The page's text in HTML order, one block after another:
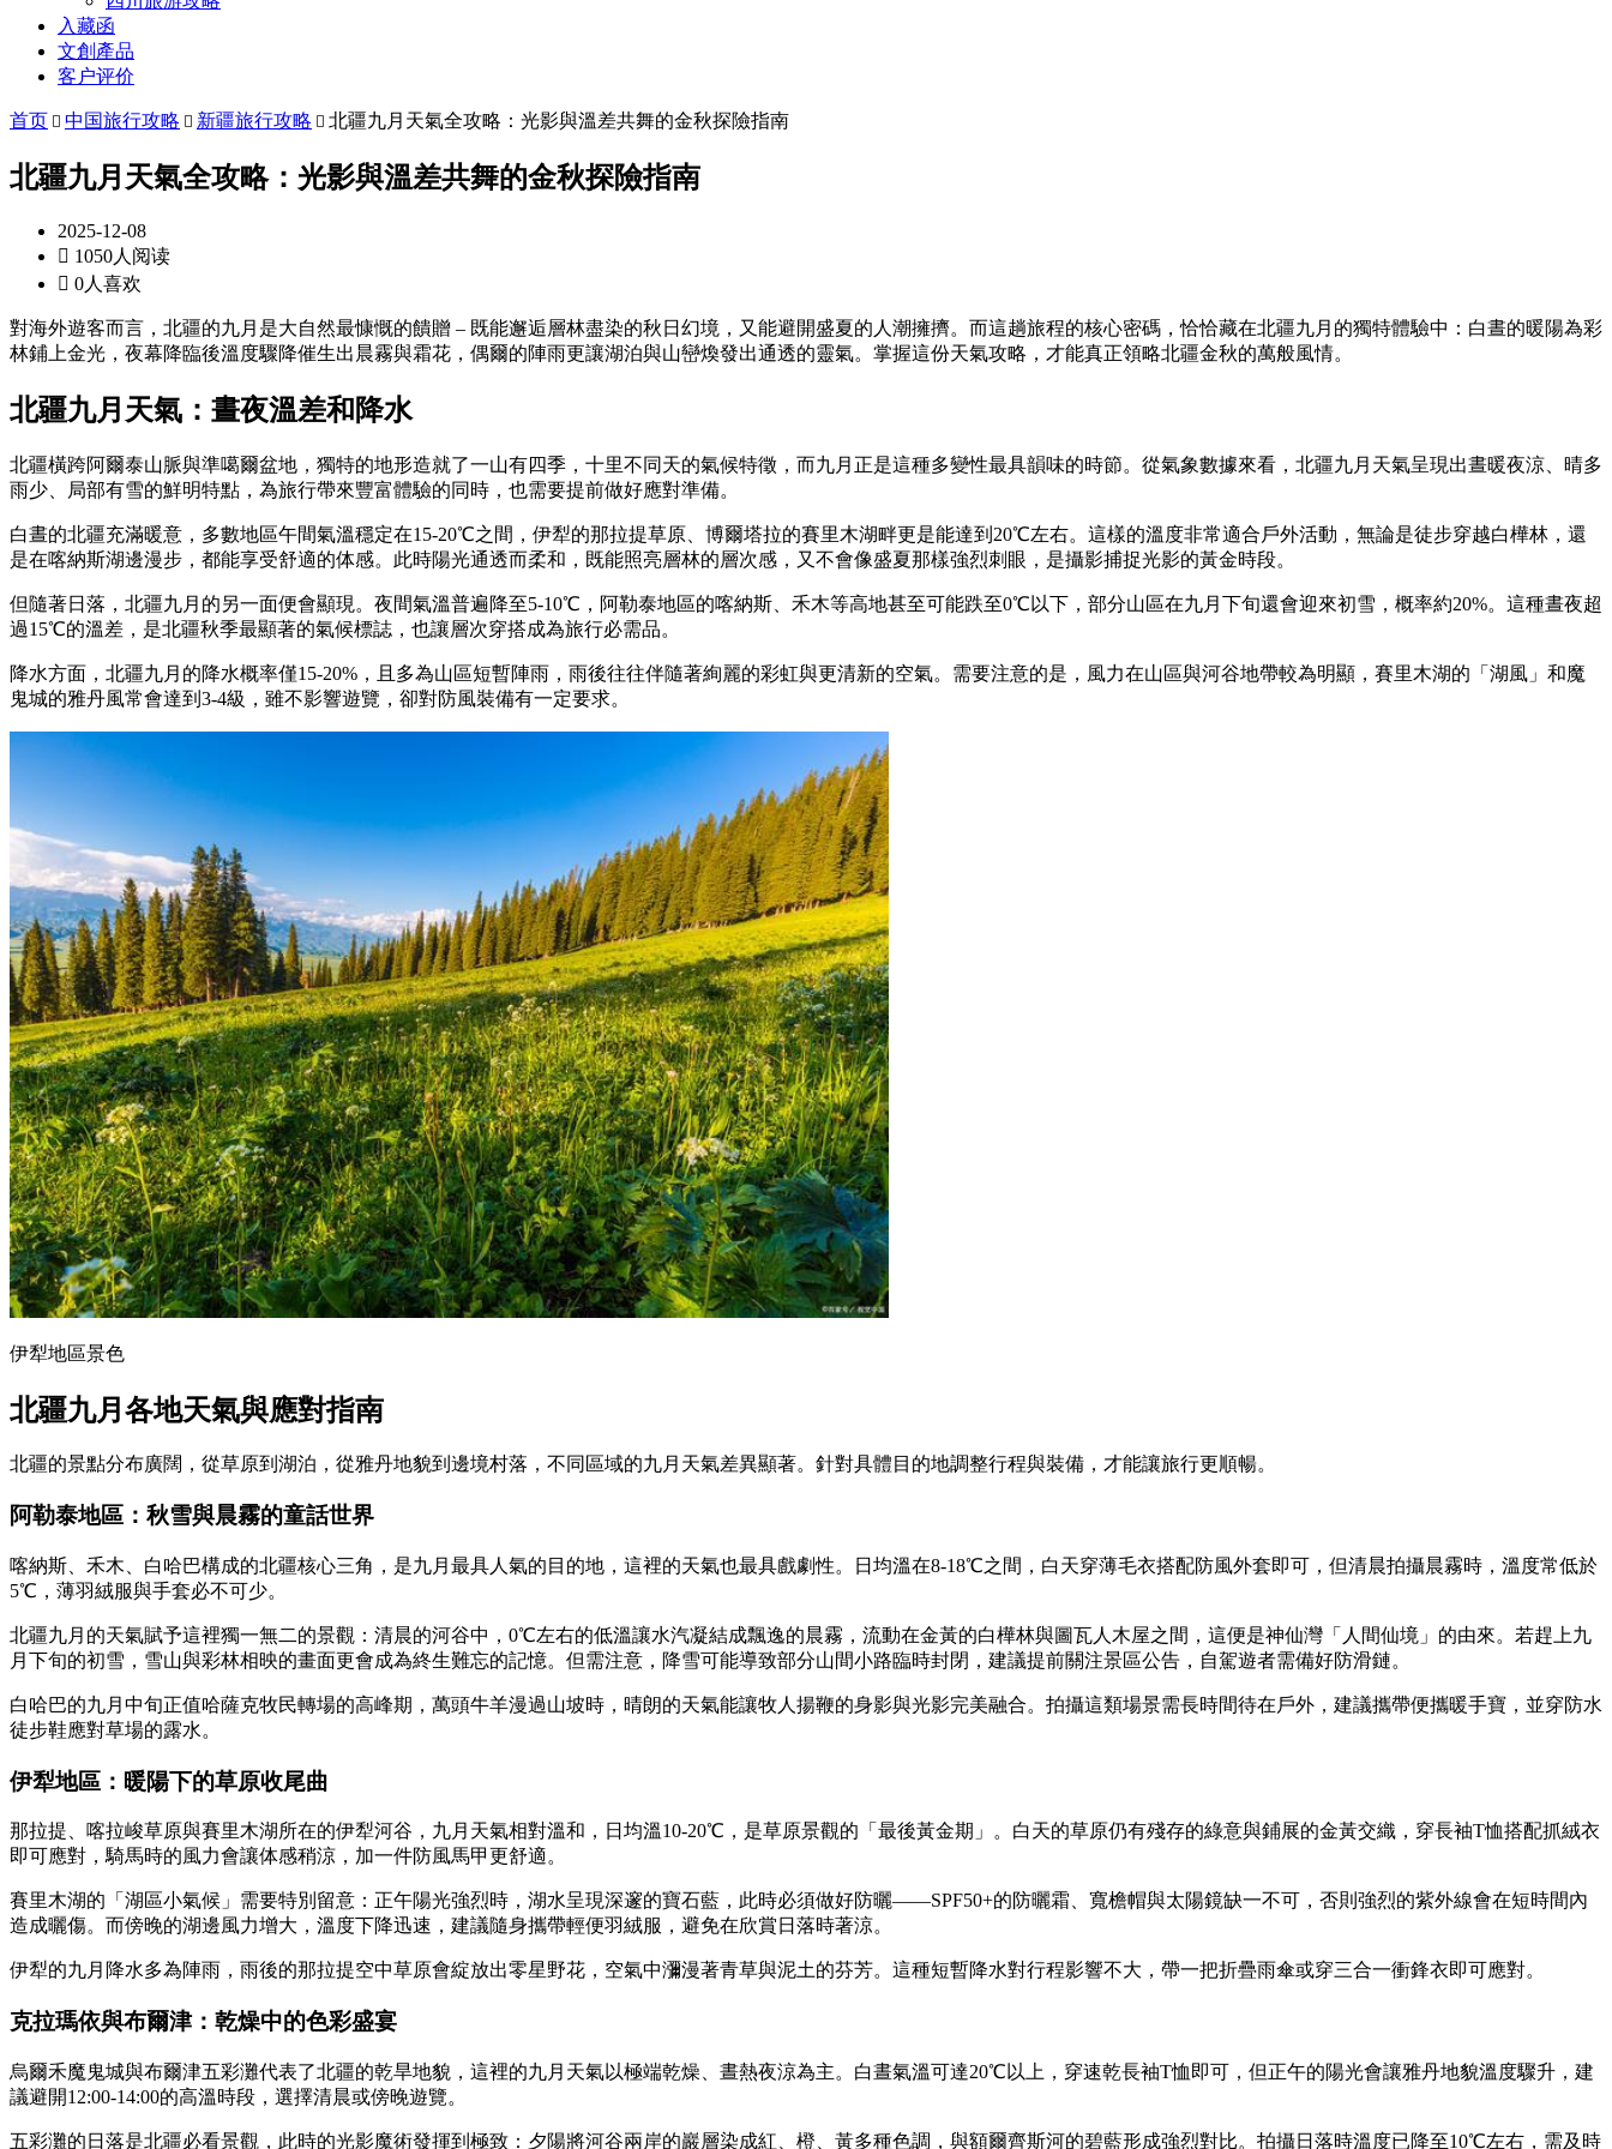
入藏函
文創產品
客户评价
首页  中国旅行攻略  新疆旅行攻略  北疆九月天氣全攻略：光影與溫差共舞的金秋探險指南
北疆九月天氣全攻略：光影與溫差共舞的金秋探險指南
2025-12-08
 1050人阅读
 0人喜欢
對海外遊客而言，北疆的九月是大自然最慷慨的饋贈 – 既能邂逅層林盡染的秋日幻境，又能避開盛夏的人潮擁擠。而這趟旅程的核心密碼，恰恰藏在北疆九月的獨特體驗中：白晝的暖陽為彩
林鋪上金光，夜幕降臨後溫度驟降催生出晨霧與霜花，偶爾的陣雨更讓湖泊與山巒煥發出通透的靈氣。掌握這份天氣攻略，才能真正領略北疆金秋的萬般風情。
北疆九月天氣：晝夜溫差和降水
北疆橫跨阿爾泰山脈與準噶爾盆地，獨特的地形造就了一山有四季，十里不同天的氣候特徵，而九月正是這種多變性最具韻味的時節。從氣象數據來看，北疆九月天氣呈現出晝暖夜涼、晴多
雨少、局部有雪的鮮明特點，為旅行帶來豐富體驗的同時，也需要提前做好應對準備。
白晝的北疆充滿暖意，多數地區午間氣溫穩定在15-20℃之間，伊犁的那拉提草原、博爾塔拉的賽里木湖畔更是能達到20℃左右。這樣的溫度非常適合戶外活動，無論是徒步穿越白樺林，還
是在喀納斯湖邊漫步，都能享受舒適的体感。此時陽光通透而柔和，既能照亮層林的層次感，又不會像盛夏那樣強烈刺眼，是攝影捕捉光影的黃金時段。
但隨著日落，北疆九月的另一面便會顯現。夜間氣溫普遍降至5-10℃，阿勒泰地區的喀納斯、禾木等高地甚至可能跌至0℃以下，部分山區在九月下旬還會迎來初雪，概率約20%。這種晝夜超
過15℃的溫差，是北疆秋季最顯著的氣候標誌，也讓層次穿搭成為旅行必需品。
降水方面，北疆九月的降水概率僅15-20%，且多為山區短暫陣雨，雨後往往伴隨著絢麗的彩虹與更清新的空氣。需要注意的是，風力在山區與河谷地帶較為明顯，賽里木湖的「湖風」和魔
鬼城的雅丹風常會達到3-4級，雖不影響遊覽，卻對防風裝備有一定要求。
伊犁地區景色
北疆九月各地天氣與應對指南
北疆的景點分布廣闊，從草原到湖泊，從雅丹地貌到邊境村落，不同區域的九月天氣差異顯著。針對具體目的地調整行程與裝備，才能讓旅行更順暢。
阿勒泰地區：秋雪與晨霧的童話世界
喀納斯、禾木、白哈巴構成的北疆核心三角，是九月最具人氣的目的地，這裡的天氣也最具戲劇性。日均溫在8-18℃之間，白天穿薄毛衣搭配防風外套即可，但清晨拍攝晨霧時，溫度常低於
5℃，薄羽絨服與手套必不可少。
北疆九月的天氣賦予這裡獨一無二的景觀：清晨的河谷中，0℃左右的低溫讓水汽凝結成飄逸的晨霧，流動在金黃的白樺林與圖瓦人木屋之間，這便是神仙灣「人間仙境」的由來。若趕上九
月下旬的初雪，雪山與彩林相映的畫面更會成為終生難忘的記憶。但需注意，降雪可能導致部分山間小路臨時封閉，建議提前關注景區公告，自駕遊者需備好防滑鏈。
白哈巴的九月中旬正值哈薩克牧民轉場的高峰期，萬頭牛羊漫過山坡時，晴朗的天氣能讓牧人揚鞭的身影與光影完美融合。拍攝這類場景需長時間待在戶外，建議攜帶便攜暖手寶，並穿防水
徒步鞋應對草場的露水。
伊犁地區：暖陽下的草原收尾曲
那拉提、喀拉峻草原與賽里木湖所在的伊犁河谷，九月天氣相對溫和，日均溫10-20℃，是草原景觀的「最後黃金期」。白天的草原仍有殘存的綠意與鋪展的金黃交織，穿長袖T恤搭配抓絨衣
即可應對，騎馬時的風力會讓体感稍涼，加一件防風馬甲更舒適。
賽里木湖的「湖區小氣候」需要特別留意：正午陽光強烈時，湖水呈現深邃的寶石藍，此時必須做好防曬——SPF50+的防曬霜、寬檐帽與太陽鏡缺一不可，否則強烈的紫外線會在短時間內
造成曬傷。而傍晚的湖邊風力增大，溫度下降迅速，建議隨身攜帶輕便羽絨服，避免在欣賞日落時著涼。
伊犁的九月降水多為陣雨，雨後的那拉提空中草原會綻放出零星野花，空氣中瀰漫著青草與泥土的芬芳。這種短暫降水對行程影響不大，帶一把折疊雨傘或穿三合一衝鋒衣即可應對。
克拉瑪依與布爾津：乾燥中的色彩盛宴
烏爾禾魔鬼城與布爾津五彩灘代表了北疆的乾旱地貌，這裡的九月天氣以極端乾燥、晝熱夜涼為主。白晝氣溫可達20℃以上，穿速乾長袖T恤即可，但正午的陽光會讓雅丹地貌溫度驟升，建
議避開12:00-14:00的高溫時段，選擇清晨或傍晚遊覽。
五彩灘的日落是北疆必看景觀，此時的光影魔術發揮到極致：夕陽將河谷兩岸的巖層染成紅、橙、黃多種色調，與額爾齊斯河的碧藍形成強烈對比。拍攝日落時溫度已降至10℃左右，需及時